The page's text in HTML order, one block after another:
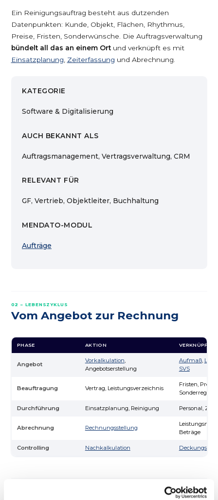
Ein Reinigungsauftrag besteht aus dutzenden
Datenpunkten: Kunde, Objekt, Flächen, Rhythmus,
Preise, Fristen, Sonderwünsche. Die Auftragsverwaltung
bündelt all das an einem Ortund verknüpft es mit
Einsatzplanung Zeiterfassung und Abrechnung.
KATEGORIE
Software & Digitalisierung
AUCH BEKANNT ALS
Auftragsmanagement, Vertragsverwaltung, CRM
RELEVANT FÜR
GF, Vertrieb, Objektleiter, Buchhaltung
MENDATO-MODUL
Aufträge
02 – LEBENSZYKLUS
Vom Angebot zur Rechnung
PHASE AKTION VERKNÜPFTE
Angebot
Vorkalkulation
Angebotserstellung
Aufmaß,
SVS
Beauftragung Vertrag, Leistungsverzeichnis
Fristen, Preise,
Sonderregeln
Durchführung Einsatzplanung, Reinigung Personal,
Abrechnung Rechnungsstellung
Beträge
Controlling Nachkalkulation